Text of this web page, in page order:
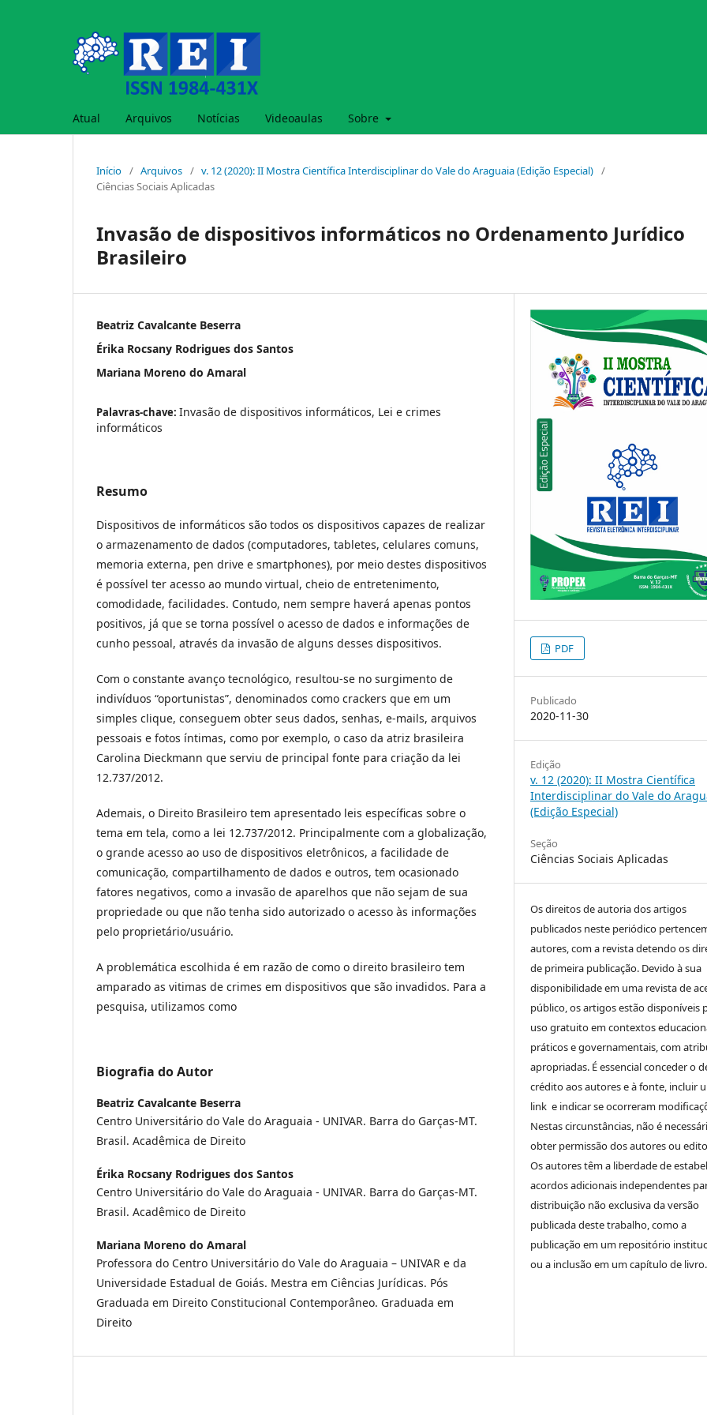
Atual Arquivos Notícias Videoaulas Sobre
Início / Arquivos / v. 12 (2020): II Mostra Científica Interdisciplinar do Vale do Araguaia (Edição Especial) /
Ciências Sociais Aplicadas
Invasão de dispositivos informáticos no Ordenamento Jurídico
Brasileiro
Beatriz Cavalcante Beserra
Érika Rocsany Rodrigues dos Santos
Mariana Moreno do Amaral
Palavras-chave: Invasão de dispositivos informáticos, Lei e crimes
informáticos
Resumo
Dispositivos de informáticos são todos os dispositivos capazes de realizar
o armazenamento de dados (computadores, tabletes, celulares comuns,
memoria externa, pen drive e smartphones), por meio destes dispositivos
é possível ter acesso ao mundo virtual, cheio de entretenimento,
comodidade, facilidades. Contudo, nem sempre haverá apenas pontos
positivos, já que se torna possível o acesso de dados e informações de
cunho pessoal, através da invasão de alguns desses dispositivos.
Com o constante avanço tecnológico, resultou-se no surgimento de
indivíduos “oportunistas”, denominados como crackers que em um
simples clique, conseguem obter seus dados, senhas, e-mails, arquivos
pessoais e fotos íntimas, como por exemplo, o caso da atriz brasileira
Carolina Dieckmann que serviu de principal fonte para criação da lei
12.737/2012.
Ademais, o Direito Brasileiro tem apresentado leis específicas sobre o
tema em tela, como a lei 12.737/2012. Principalmente com a globalização,
o grande acesso ao uso de dispositivos eletrônicos, a facilidade de
comunicação, compartilhamento de dados e outros, tem ocasionado
fatores negativos, como a invasão de aparelhos que não sejam de sua
propriedade ou que não tenha sido autorizado o acesso às informações
pelo proprietário/usuário.
A problemática escolhida é em razão de como o direito brasileiro tem
amparado as vitimas de crimes em dispositivos que são invadidos. Para a
pesquisa, utilizamos como
Biografia do Autor
Beatriz Cavalcante Beserra
Centro Universitário do Vale do Araguaia - UNIVAR. Barra do Garças-MT.
Brasil. Acadêmica de Direito
Érika Rocsany Rodrigues dos Santos
Centro Universitário do Vale do Araguaia - UNIVAR. Barra do Garças-MT.
Brasil. Acadêmico de Direito
Mariana Moreno do Amaral
Professora do Centro Universitário do Vale do Araguaia – UNIVAR e da
Universidade Estadual de Goiás. Mestra em Ciências Jurídicas. Pós
Graduada em Direito Constitucional Contemporâneo. Graduada em
Direito
PDF
Publicado
2020-11-30
Edição
v. 12 (2020): II Mostra Científica
Interdisciplinar do Vale do
(Edição Especial)
Seção
Ciências Sociais Aplicadas
Os direitos de autoria dos artigos
publicados neste periódico
autores, com a revista detendo os
de primeira publicação. Devido à sua
disponibilidade em uma revista de
público, os artigos estão disponíveis
uso gratuito em contextos
práticos e governamentais, com
apropriadas. É essencial conceder o
crédito aos autores e à fonte, incluir
link e indicar se ocorreram
Nestas circunstâncias, não é
obter permissão dos autores ou
Os autores têm a liberdade de
acordos adicionais independentes
distribuição não exclusiva da versão
publicada deste trabalho, como a
publicação em um repositório
ou a inclusão em um capítulo de livro.